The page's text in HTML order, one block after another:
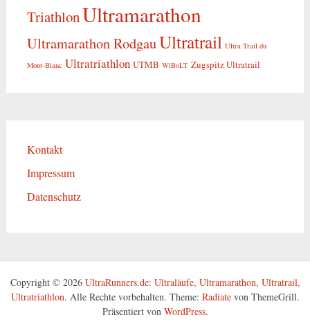
TriathlonUltramarathon
Ultramarathon RodgauUltratrail Ultra Trail du
Mont-Blanc Ultratriathlon UTMB WiBoLT Zugspitz Ultratrail
Kontakt
Impressum
Datenschutz
Copyright © 2026 UltraRunners.de: Ultraläufe, Ultramarathon, Ultratrail,
Ultratriathlon. Alle Rechte vorbehalten. Theme: Radiatevon ThemeGrill.
Präsentiert von WordPress.